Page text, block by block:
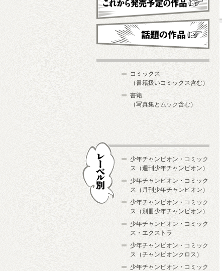
これから発売予定
コミックス
（書籍扱いコミックス含む）
書籍
（写真集とムック含む）
少年チャンピオン・コミック
ス（週刊少年チャンピオン）
少年チャンピオン・コミック
ス（月刊少年チャンピオン）
少年チャンピオン・コミック
ス（別冊少年チャンピオン）
少年チャンピオン・コミック
ス・エクストラ
少年チャンピオン・コミック
ス（チャンピオンクロス）
少年チャンピオン・コミック